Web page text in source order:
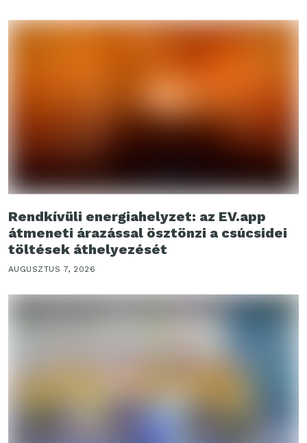
Rendkívüli energiahelyzet: az EV.app
átmeneti árazással ösztönzi a csúcsidei
töltések áthelyezését
AUGUSZTUS 7, 2026